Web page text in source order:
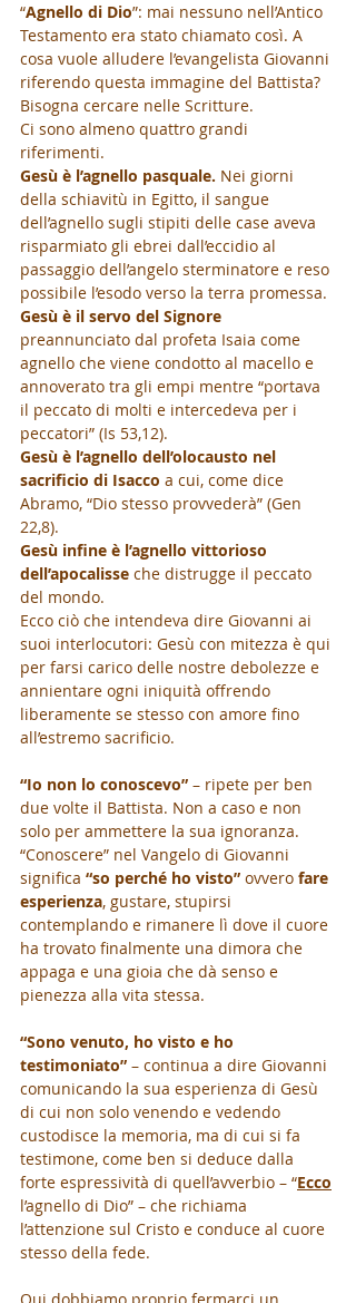
“Agnello di Dio”: mai nessuno nell’Antico
Testamento era stato chiamato così. A
cosa vuole alludere l’evangelista Giovanni
riferendo questa immagine del Battista?
Bisogna cercare nelle Scritture.
Ci sono almeno quattro grandi
riferimenti.
Gesù è l’agnello pasquale. Nei giorni
della schiavitù in Egitto, il sangue
dell’agnello sugli stipiti delle case aveva
risparmiato gli ebrei dall’eccidio al
passaggio dell’angelo sterminatore e reso
possibile l’esodo verso la terra promessa.
Gesù è il servo del Signore
preannunciato dal profeta Isaia come
agnello che viene condotto al macello e
annoverato tra gli empi mentre “portava
il peccato di molti e intercedeva per i
peccatori” (Is 53,12).
Gesù è l’agnello dell’olocausto nel
sacrificio di Isacco a cui, come dice
Abramo, “Dio stesso provvederà” (Gen
22,8).
Gesù infine è l’agnello vittorioso
dell’apocalisse che distrugge il peccato
del mondo.
Ecco ciò che intendeva dire Giovanni ai
suoi interlocutori: Gesù con mitezza è qui
per farsi carico delle nostre debolezze e
annientare ogni iniquità offrendo
liberamente se stesso con amore fino
all’estremo sacrificio.
“Io non lo conoscevo” – ripete per ben
due volte il Battista. Non a caso e non
solo per ammettere la sua ignoranza.
“Conoscere” nel Vangelo di Giovanni
significa “so perché ho visto” ovvero fare
esperienza, gustare, stupirsi
contemplando e rimanere lì dove il cuore
ha trovato finalmente una dimora che
appaga e una gioia che dà senso e
pienezza alla vita stessa.
“Sono venuto, ho visto e ho
testimoniato” – continua a dire Giovanni
comunicando la sua esperienza di Gesù
di cui non solo venendo e vedendo
custodisce la memoria, ma di cui si fa
testimone, come ben si deduce dalla
forte espressività di quell’avverbio – “Ecco
l’agnello di Dio” – che richiama
l’attenzione sul Cristo e conduce al cuore
stesso della fede.